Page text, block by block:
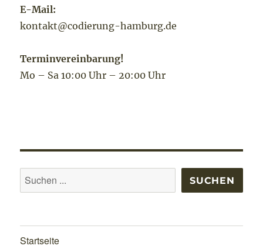
E-Mail:
kontakt@codierung-hamburg.de
Terminvereinbarung!
Mo – Sa 10:00 Uhr – 20:00 Uhr
Suchen SUCHEN
Startseite